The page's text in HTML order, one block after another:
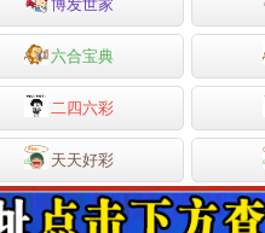
博发世家
六合宝典
二四六彩
天天好彩